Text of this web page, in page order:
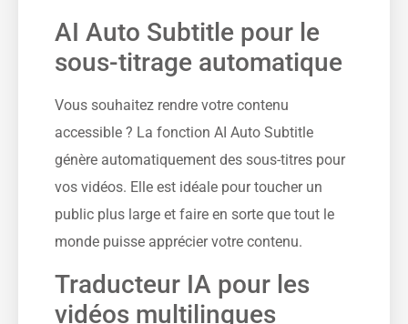
AI Auto Subtitle pour le
sous-titrage automatique
Vous souhaitez rendre votre contenu
accessible ? La fonction AI Auto Subtitle
génère automatiquement des sous-titres pour
vos vidéos. Elle est idéale pour toucher un
public plus large et faire en sorte que tout le
monde puisse apprécier votre contenu.
Traducteur IA pour les
vidéos multilingues